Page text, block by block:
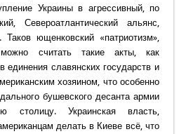
Украины в агрессивный, по
Североатлантический альянс,
Таков ющенковский «патриотизм»,
можно считать такие акты, как
единения славянских государств и
хозяином, что особенно
бушевского десанта армии
столицу. Украинская власть,
делать в Киеве всё, что